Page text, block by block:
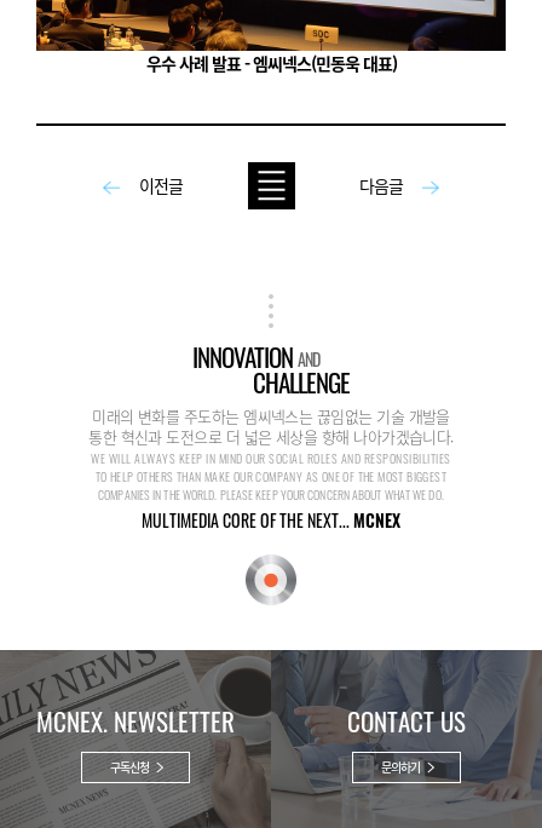
우수 사례 발표 - 엠씨넥스(민동욱 대표)
이전글 다음글
INNOVATIONAND
CHALLENGE
미래의 변화를 주도하는 엠씨넥스는 끊임없는 기술 개발을
통한 혁신과 도전으로 더 넓은 세상을 향해 나아가겠습니다.
WE WILL ALWAYS KEEP IN MIND OUR SOCIAL ROLES AND RESPONSIBILITIES
TO HELP OTHERS THAN MAKE OUR COMPANY AS ONE OF THE MOST BIGGEST
COMPANIES IN THE WORLD. PLEASE KEEP YOUR CONCERN ABOUT WHAT WE DO.
MULTIMEDIA CORE OF THE NEXT...MCNEX
MCNEX. NEWSLETTER
구독신청
CONTACT US
문의하기